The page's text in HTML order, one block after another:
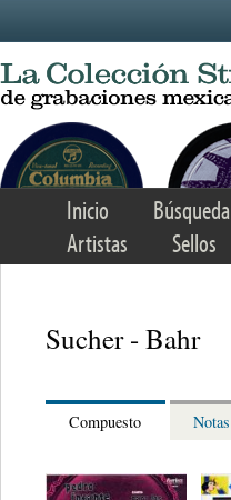
Inicio Búsqueda
Artistas
Sellos
Sucher - Bahr
Compuesto Notas